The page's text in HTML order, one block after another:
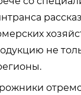
не